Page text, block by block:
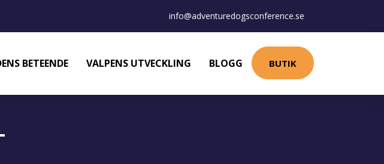
info@adventuredogsconference.se
BETEENDE VALPENS UTVECKLING BLOGG BUTIK